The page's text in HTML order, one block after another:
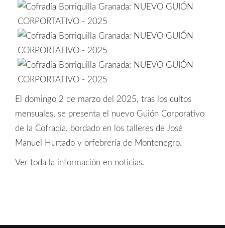
El domingo 2 de marzo del 2025, tras los cultos
mensuales, se presenta el nuevo Guión Corporativo
de la Cofradía, bordado en los talleres de José
Manuel Hurtado y orfebrería de Montenegro.
Ver toda la información en noticias.